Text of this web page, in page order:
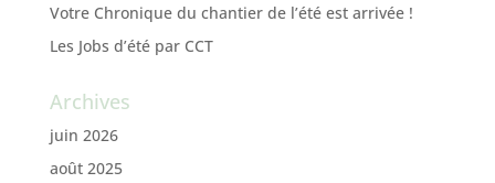
Votre Chronique du chantier de l’été est arrivée !
Les Jobs d’été par CCT
Archives
juin 2026
août 2025